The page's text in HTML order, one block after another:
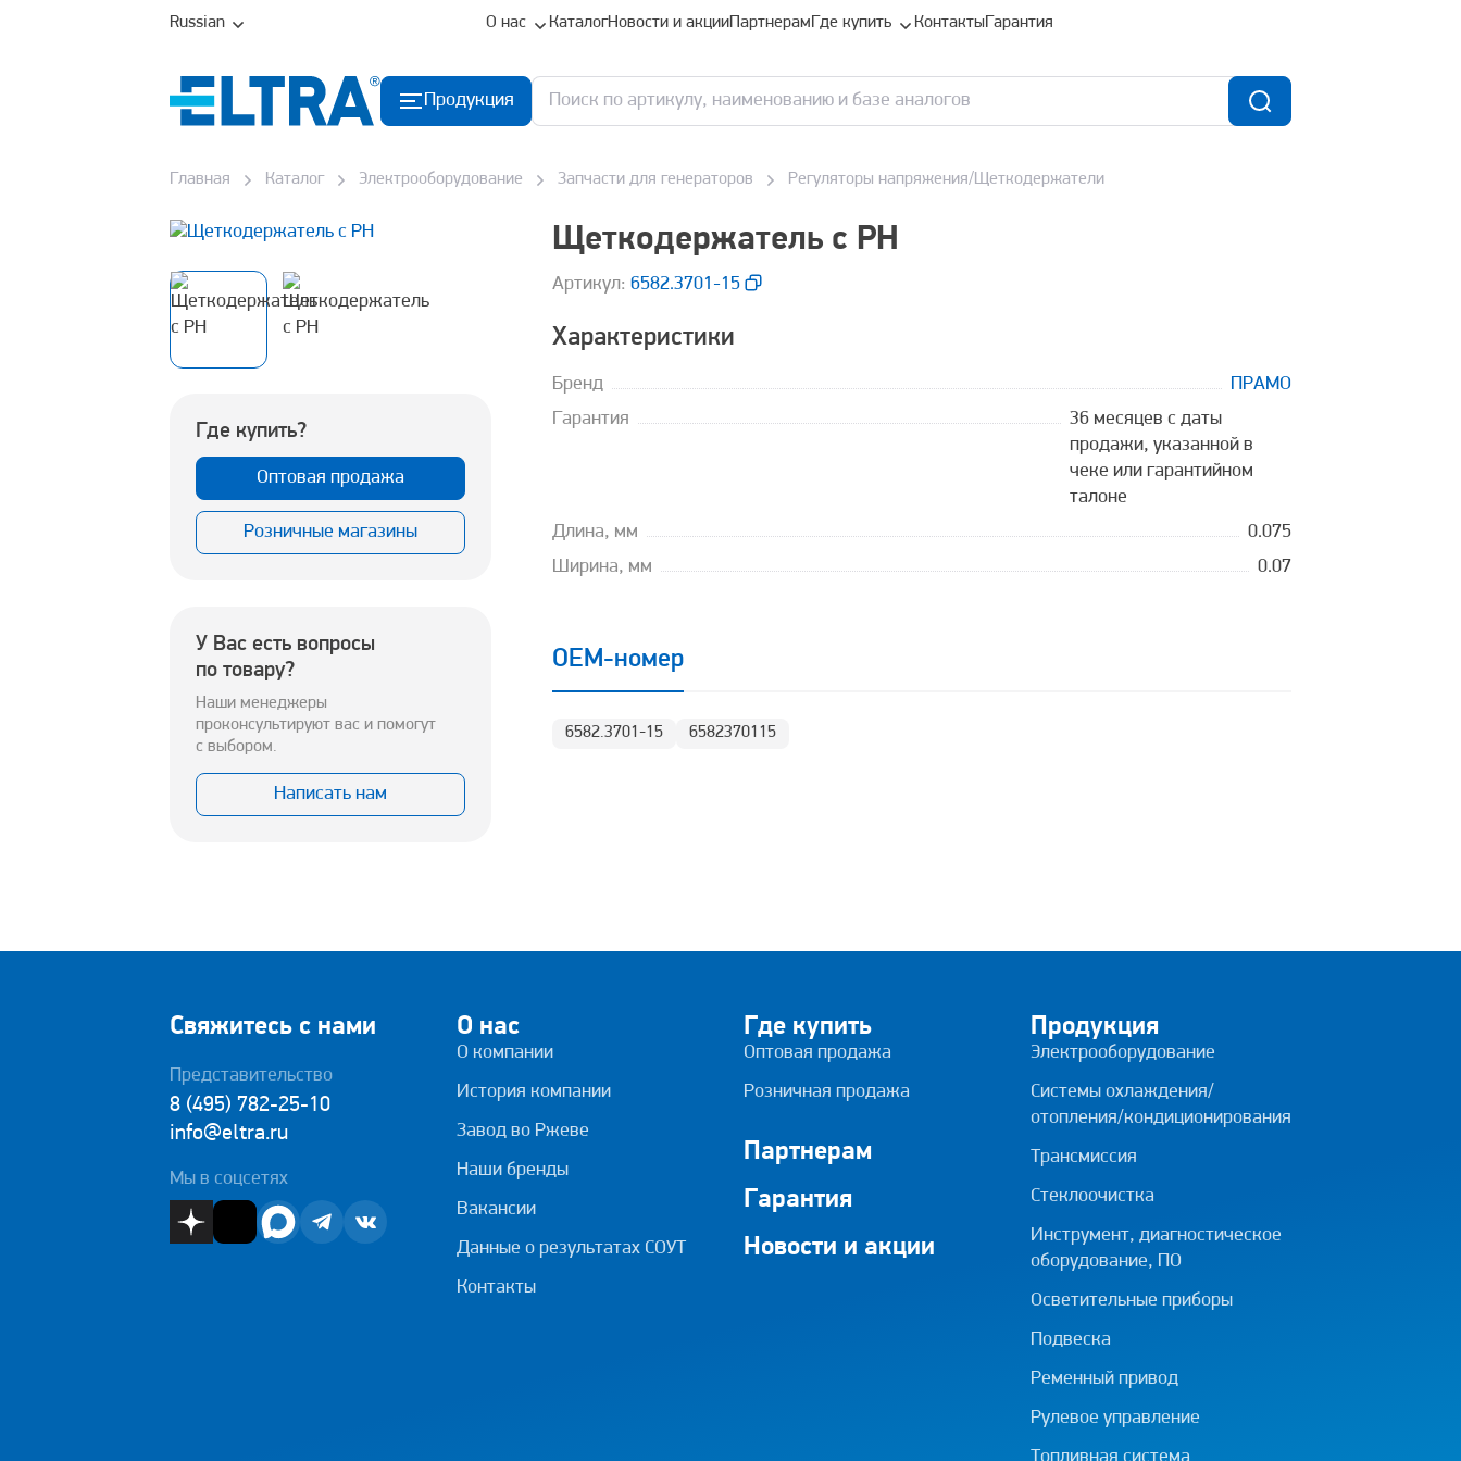
Russian О нас КаталогНовости и акцииПартнерам Где купить КонтактыГарантия
Продукция
Главная Каталог Электрооборудование Запчасти для генераторов Регуляторы напряжения/Щеткодержатели
Где купить?
Оптовая продажа
Розничные магазины
У Вас есть вопросы
по товару?
Наши менеджеры
проконсультируют вас и помогут
с выбором.
Написать нам
Щеткодержатель с РН
Aртикул: 6582.3701-15
Характеристики
Бренд
ПРАМО
Гарантия
36 месяцев с даты
продажи, указанной в
чеке или гарантийном
талоне
Длина, мм
0.075
Ширина, мм
0.07
OEM-номер
6582.3701-15 6582370115
Свяжитесь с нами
Представительство
8 (495) 782-25-10
info@eltra.ru
Мы в соцсетях
О нас
О компании
История компании
Завод во Ржеве
Наши бренды
Вакансии
Данные о результатах СОУТ
Контакты
Где купить
Оптовая продажа
Розничная продажа
Партнерам
Гарантия
Новости и акции
Продукция
Электрооборудование
Системы охлаждения/
отопления/кондиционирования
Трансмиссия
Стеклоочистка
Инструмент, диагностическое
оборудование, ПО
Осветительные приборы
Подвеска
Ременный привод
Рулевое управление